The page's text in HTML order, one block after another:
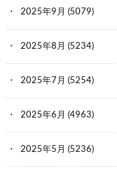
2025年9月 (5079)
2025年8月 (5234)
2025年7月 (5254)
2025年6月 (4963)
2025年5月 (5236)